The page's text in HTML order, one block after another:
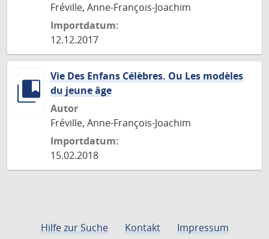
Fréville, Anne-François-Joachim
Importdatum:
12.12.2017
Vie Des Enfans Célèbres. Ou Les modèles
du jeune âge
Autor
Fréville, Anne-François-Joachim
Importdatum:
15.02.2018
Hilfe zur Suche Kontakt
Impressum